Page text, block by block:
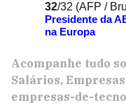
32/32 (AFP /
Presidente da
na Europa
Acompanhe tudo
Salários
empresas-de-